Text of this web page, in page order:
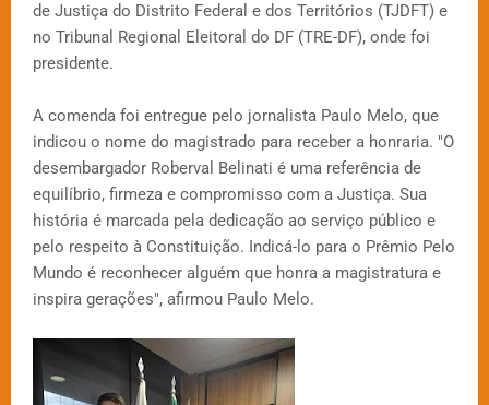
de Justiça do Distrito Federal e dos Territórios (TJDFT) e
no Tribunal Regional Eleitoral do DF (TRE-DF), onde foi
presidente.
A comenda foi entregue pelo jornalista Paulo Melo, que
indicou o nome do magistrado para receber a honraria. "O
desembargador Roberval Belinati é uma referência de
equilíbrio, firmeza e compromisso com a Justiça. Sua
história é marcada pela dedicação ao serviço público e
pelo respeito à Constituição. Indicá-lo para o Prêmio Pelo
Mundo é reconhecer alguém que honra a magistratura e
inspira gerações", afirmou Paulo Melo.